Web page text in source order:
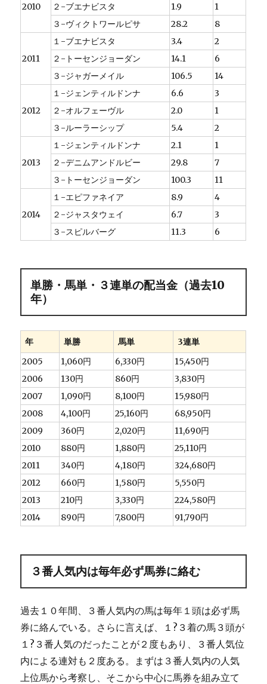
2010
２-ブエナビスタ
1.9
1
３-ヴィクトワールピサ
28.2 8
2011
１-ブエナビスタ 3.4
2
２-トーセンジョーダン
14.1
6
３-ジャガーメイル
106.5 14
2012
１-ジェンティルドンナ 6.6
3
２-オルフェーヴル
2.0
1
３-ルーラーシップ
5.4 2
2013
１-ジェンティルドンナ 2.1
1
２-デニムアンドルビー
29.8
7
３-トーセンジョーダン
100.3 11
2014
１-エピファネイア 8.9
4
２-ジャスタウェイ
6.7
3
３-スピルバーグ
11.3 6
単勝・馬単・３連単の配当金（過去10
年）
年 単勝 馬単
3連単
2005
1,060円 6,330円
15,450円
2006
130円 860円
3,830円
2007
1,090円 8,100円
15,980円
2008
4,100円 25,160円
68,950円
2009
360円 2,020円
11,690円
2010
880円 1,880円
25,110円
2011
340円 4,180円
324,680円
2012
660円 1,580円
5,550円
2013
210円 3,330円
224,580円
2014
890円 7,800円 91,790円
３番人気内は毎年必ず馬券に絡む
過去１０年間、３番人気内の馬は毎年１頭は必ず馬
券に絡んでいる。さらに言えば、１?３着の馬３頭が
１?３番人気のだったことが２度もあり、３番人気位
内による連対も２度ある。まずは３番人気内の人気
上位馬から考察し、そこから中心に馬券を組み立て